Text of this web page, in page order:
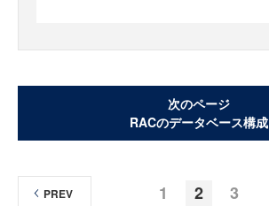
次のページ
RACのデータベース構成
1 2 3
PREV